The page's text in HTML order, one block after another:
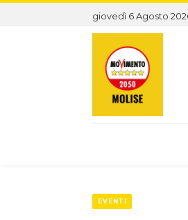
giovedì 6 Agosto
EVENTI